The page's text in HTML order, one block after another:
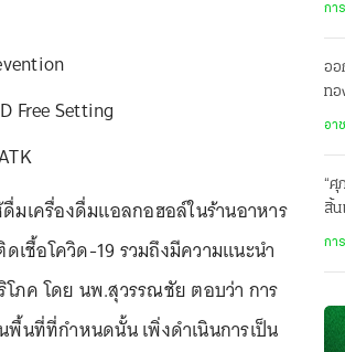
Free Setting
มเครื่องดื่มแอลกอฮอล์ในร้านอาหาร
เชื้อโควิด-19 รวมถึงมีความแนะนำ
ภค โดย นพ.สุวรรณชัย ตอบว่า การ
นที่ที่กำหนดนั้น เพิ่งดำเนินการเป็น
กา
ออ
ทอ
อา
“ศุ
สิ้น
กา